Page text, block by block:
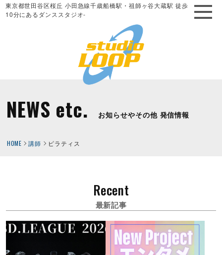
東京都世田谷区桜丘 小田急線千歳船橋駅・祖師ヶ谷大蔵駅 徒歩
10分にあるダンススタジオ-
NEWS etc. お知らせやその他 発信情報
HOME 講師 ピラティス
Recent
最新記事